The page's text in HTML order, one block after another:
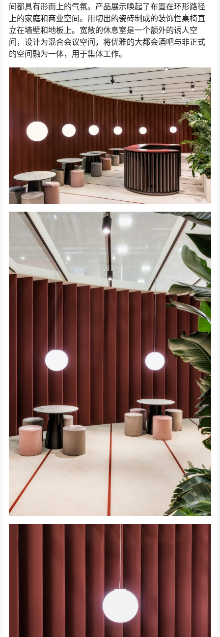
间都具有形而上的气氛。产品展示唤起了布置在环形路径
上的家庭和商业空间。用切出的瓷砖制成的装饰性桌椅直
立在墙壁和地板上。宽敞的休息室是一个额外的诱人空
间，设计为混合会议空间，将优雅的大都会酒吧与非正式
的空间融为一体，用于集体工作。